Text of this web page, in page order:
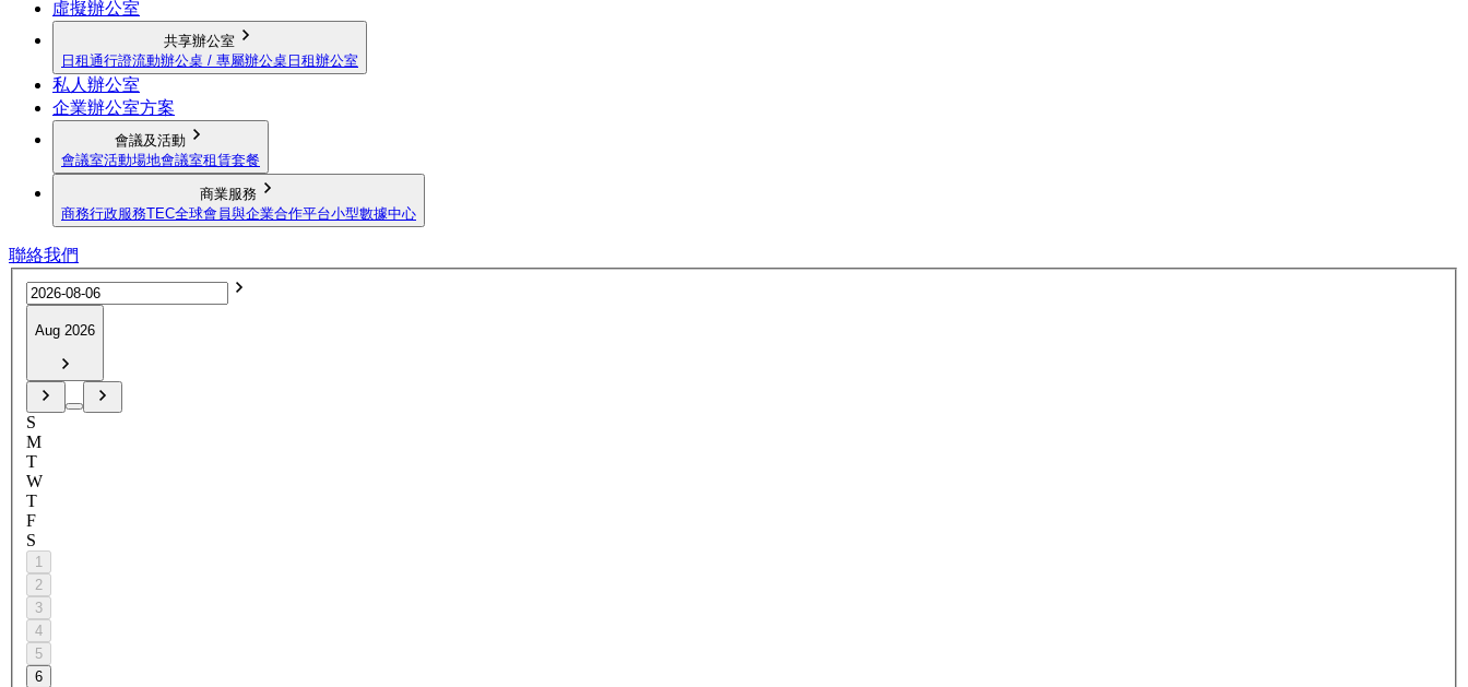
虛擬辦公室
共享辦公室
日租通行證流動辦公桌 / 專屬辦公桌 日租辦公室
私人辦公室
企業辦公室方案
會議及活動
會議室活動場地會議室租賃套餐
商業服務
商務行政服務TEC全球會員與企業合作平台小型數據中心
聯絡我們
Aug 2026
S
M
T
W
T
F
S
1
2
3
4
5
6